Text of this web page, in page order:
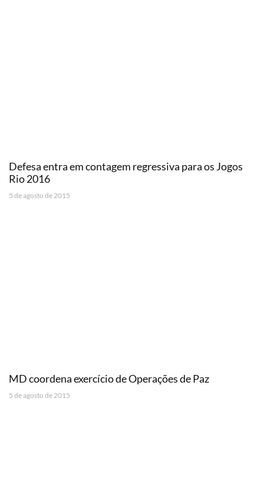
Defesa entra em contagem regressiva para os Jogos
Rio 2016
5 de agosto de 2015
MD coordena exercício de Operações de Paz
5 de agosto de 2015